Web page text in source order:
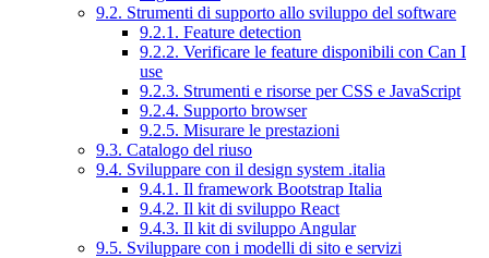
9.2. Strumenti di supporto allo sviluppo del software
9.2.1. Feature detection
9.2.2. Verificare le feature disponibili con Can I
use
9.2.3. Strumenti e risorse per CSS e JavaScript
9.2.4. Supporto browser
9.2.5. Misurare le prestazioni
9.3. Catalogo del riuso
9.4. Sviluppare con il design system .italia
9.4.1. Il framework Bootstrap Italia
9.4.2. Il kit di sviluppo React
9.4.3. Il kit di sviluppo Angular
9.5. Sviluppare con i modelli di sito e servizi